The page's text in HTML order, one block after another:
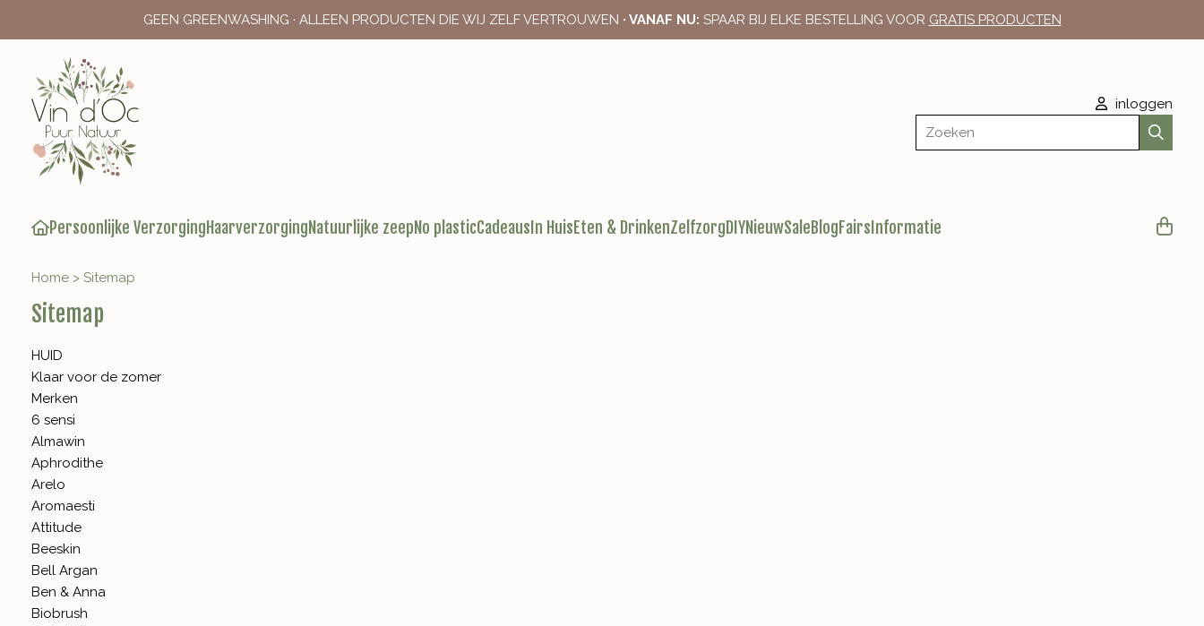
GEEN GREENWASHING · ALLEEN PRODUCTEN DIE WIJ ZELF VERTROUWEN · VANAF NU: SPAAR BIJ ELKE BESTELLING VOOR GRATIS PRODUCTEN
inloggen
Zoeken
Persoonlijke VerzorgingHaarverzorgingNatuurlijke zeepNo plasticCadeaus In HuisEten & DrinkenZelfzorgDIYNieuwSaleBlogFairs Informatie
Home > Sitemap
Sitemap
HUID
Klaar voor de zomer
Merken
6 sensi
Almawin
Aphrodithe
Arelo
Aromaesti
Attitude
Beeskin
Bell Argan
Ben & Anna
Biobrush